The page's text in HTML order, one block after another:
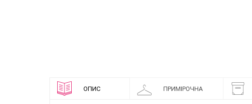
ОПИС ПРИМІРОЧНА